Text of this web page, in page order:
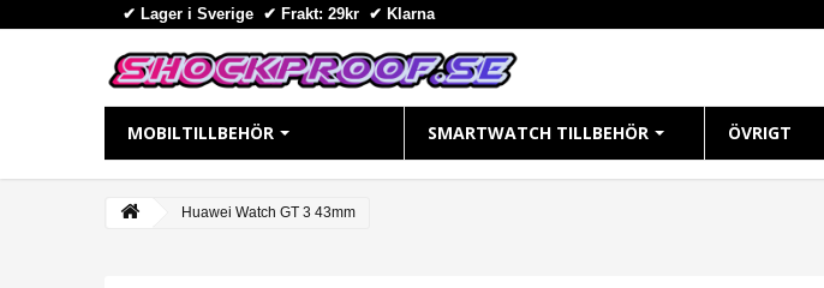
✔ Lager i Sverige ✔ Frakt: 29kr ✔ Klarna
MOBILTILLBEHÖR SMARTWATCH TILLBEHÖR ÖVRIGT
Huawei Watch GT 3 43mm